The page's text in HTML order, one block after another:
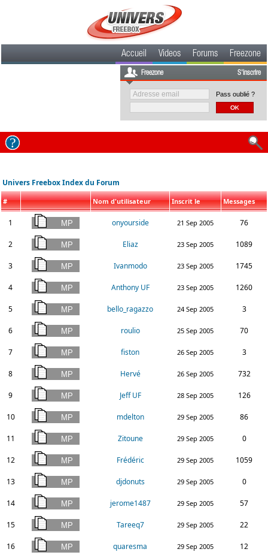
Accueil Videos Forums Freezone
Freezone S'inscrire
Pass oublié ?
Univers Freebox Index du Forum
# Nom d'utilisateur Inscrit le Messages
1 onyourside 21 Sep 2005 76
2 Eliaz 23 Sep 2005 1089
3 Ivanmodo 23 Sep 2005 1745
4 Anthony UF 23 Sep 2005 1260
5 bello_ragazzo 24 Sep 2005 3
6 roulio 25 Sep 2005 70
7 fiston 26 Sep 2005 3
8 Hervé 26 Sep 2005 732
9 Jeff UF 28 Sep 2005 126
10 mdelton 29 Sep 2005 86
11 Zitoune 29 Sep 2005 0
12 Frédéric 29 Sep 2005 1059
13 djdonuts 29 Sep 2005 0
14 jerome1487 29 Sep 2005 57
15 Tareeq7 29 Sep 2005 22
16 quaresma 29 Sep 2005 12